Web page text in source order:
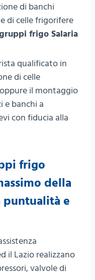
di banchi
di celle frigorifere
frigo Salaria
qualificato in
di celle
il montaggio
e banchi a
con fiducia alla
frigo
della
e
il Lazio realizzano
valvole di